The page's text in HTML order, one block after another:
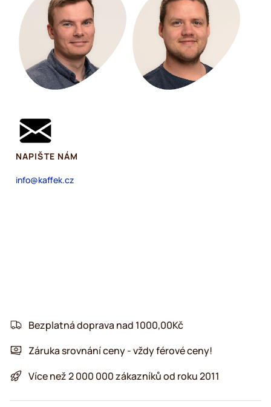
NAPIŠTE NÁM
info@kaffek.cz
Bezplatná doprava nad 1000,00Kč
Záruka srovnání ceny - vždy férové ceny!
Více než 2 000 000 zákazníků od roku 2011